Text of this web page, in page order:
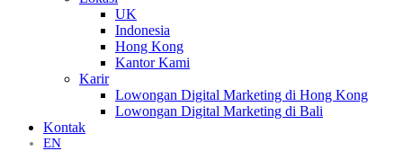
UK
Indonesia
Hong Kong
Kantor Kami
Karir
Lowongan Digital Marketing di Hong Kong
Lowongan Digital Marketing di Bali
Kontak
EN